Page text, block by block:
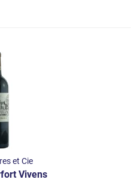
et Cie
Vivens